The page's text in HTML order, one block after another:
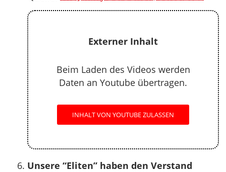
Externer Inhalt
Beim Laden des Videos werden
Daten an Youtube übertragen.
INHALT VON YOUTUBE ZULASSEN
Unsere “Eliten” haben den Verstand